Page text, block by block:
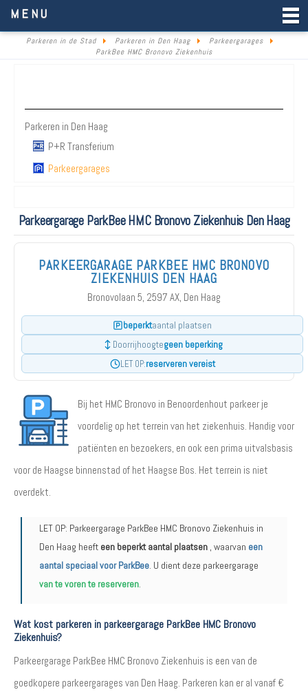
MENU
Parkeren in de Stad Parkeren in Den Haag
Parkeergarages
ParkBee HMC Bronovo Ziekenhuis
Parkeren in Den Haag
P+R Transferium
Parkeergarages
Parkeergarage ParkBee HMC Bronovo Ziekenhuis Den Haag
PARKEERGARAGE PARKBEE HMC BRONOVO
ZIEKENHUIS DEN HAAG
Bronovolaan 5, 2597 AX, Den Haag
beperktaantal plaatsen
Doorrijhoogtegeen beperking
LET OP:reserveren vereist
Bij het HMC Bronovo in Benoordenhout parkeer je
voordelig op het terrein van het ziekenhuis. Handig voor
patiënten en bezoekers, en ook een prima uitvalsbasis
voor de Haagse binnenstad of het Haagse Bos. Het terrein is niet
overdekt.
LET OP: Parkeergarage ParkBee HMC Bronovo Ziekenhuis in
Den Haag heeft een beperkt aantal plaatsen , waarvan een
aantal speciaal voor ParkBee. U dient deze parkeergarage
van te voren te reserveren.
Wat kost parkeren in parkeergarage ParkBee HMC Bronovo
Ziekenhuis?
Parkeergarage ParkBee HMC Bronovo Ziekenhuis is een van de
goedkopere parkeergarages van Den Haag. Parkeren kan er al vanaf €